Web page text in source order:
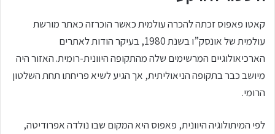
קאטו פאפוס זכתה להכרה עולמית כאשר הוכרזה כאתר מורשת
עולמית של אונסק”ו בשנת 1980, בעיקר הודות לאתרים
הארכיאולוגיים המרשימים שלה מהתקופה היוונית-רומית. האזור היה
מיושב כבר בתקופה הניאוליתית, אך הגיע לשיא פריחתו תחת השלטון
הרומי.
לפי המיתולוגיה היוונית, פאפוס היא המקום שבו נולדה אפרודיטה,